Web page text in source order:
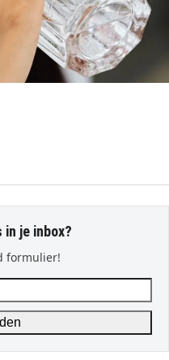
je inbox?
formulier!